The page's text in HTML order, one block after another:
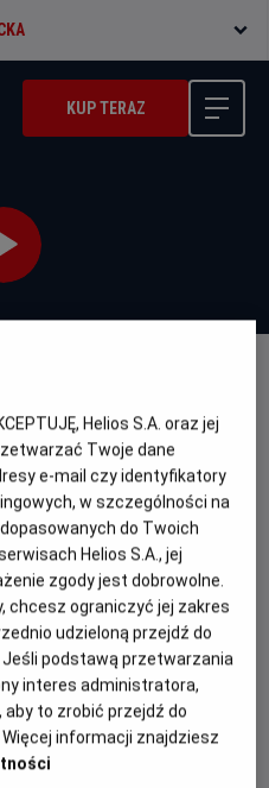
KUP TERAZ
Man
Gatunek
Horror
Minimalny
wiek
Od 15 lat
(2026)
Helios S.A. oraz jej
Twoje dane
e-mail czy identyfikatory
w szczególności na
do Twoich
Helios S.A., jej
zgody jest dobrowolne.
chcesz ograniczyć jej zakres
udzieloną przejdź do
Jeśli podstawą przetwarzania
interes administratora,
to zrobić przejdź do
informacji znajdziesz